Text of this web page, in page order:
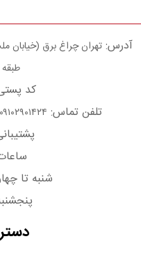
آدرس: تهران چراغ برق (خیابان
طبقه
کد پستی
تلفن تماس: ۰۹۱۰۲۹۰۱۴۲۴
شنبه تا چهارشنبه
پنجشنبه ۹:۳۰ تا